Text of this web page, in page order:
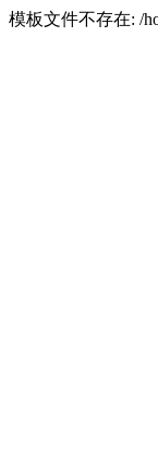
模板文件不存在: /